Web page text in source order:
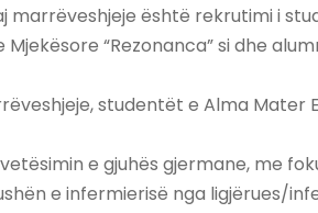
marrëveshjeje është rekrutimi i
“Rezonanca” si dhe
studentët e Alma Mater
e gjuhës gjermane, me
e infermierisë nga ligjërues/